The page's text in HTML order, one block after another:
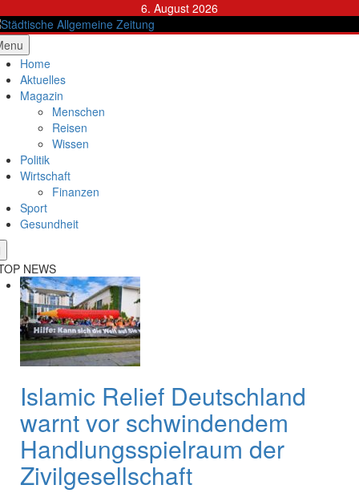
to
content
6. August 2026
Allgemeine Zeitung
Home
Aktuelles
Magazin
Menschen
Reisen
Wissen
Politik
Wirtschaft
Finanzen
Sport
Gesundheit
NEWS
Islamic Relief Deutschland
warnt vor schwindendem
Handlungsspielraum der
Zivilgesellschaft